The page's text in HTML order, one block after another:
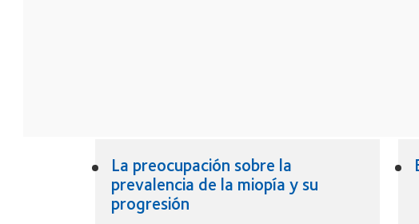
La preocupación sobre la
prevalencia de la miopía y su
progresión